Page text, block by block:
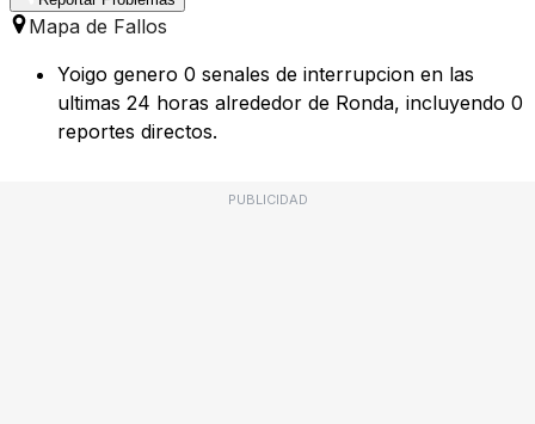
Mapa de Fallos
Yoigo genero 0 senales de interrupcion en las
ultimas 24 horas alrededor de Ronda, incluyendo 0
reportes directos.
PUBLICIDAD